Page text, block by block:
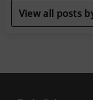
View all posts